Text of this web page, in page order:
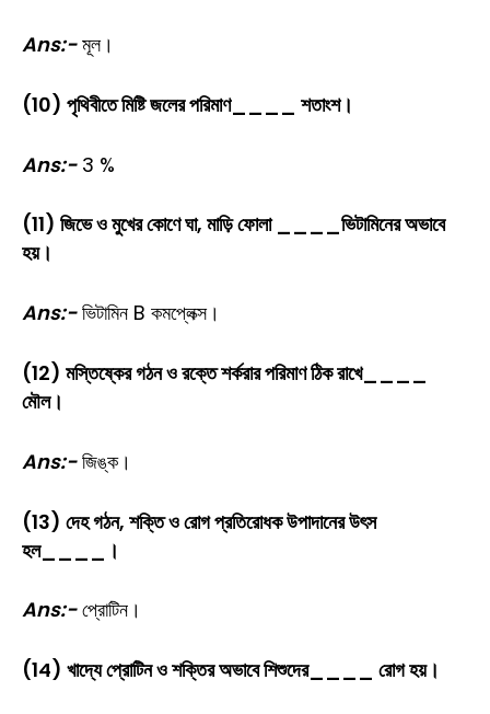
Ans:-মূল।
(10) পৃথিবীতে মিষ্টি জলের পরিমাণ____ শতাংশ।
Ans:-3 %
(11) জিভে ও মুখের কোণে ঘা, মাড়ি ফোলা ____ভিটামিনের অভাবে
হয়।
Ans:-ভিটামিন B কমপ্লেক্স।
(12) মস্তিষ্কের গঠন ও রক্তে শর্করার পরিমাণ ঠিক রাখে____
মৌল।
Ans:-জিঙ্ক।
(13) দেহ গঠন, শক্তি ও রোগ প্রতিরোধক উপাদানের উৎস
হল____।
Ans:-প্রোটিন।
(14) খাদ্যে প্রোটিন ও শক্তির অভাবে শিশুদের____ রোগ হয়।